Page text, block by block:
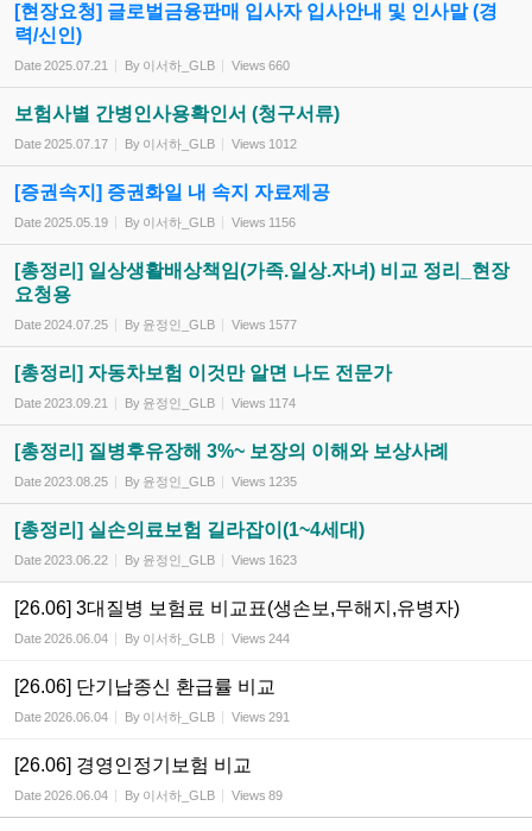
[현장요청] 글로벌금융판매 입사자 입사안내 및 인사말 (경
력/신인)
Date2025.07.21 By 이서하_GLB Views 660
보험사별 간병인사용확인서 (청구서류)
Date2025.07.17 By 이서하_GLB Views 1012
[증권속지] 증권화일 내 속지 자료제공
Date2025.05.19 By 이서하_GLB Views 1156
[총정리] 일상생활배상책임(가족.일상.자녀) 비교 정리_현장
요청용
Date2024.07.25 By 윤정인_GLB Views 1577
[총정리] 자동차보험 이것만 알면 나도 전문가
Date2023.09.21 By 윤정인_GLB Views 1174
[총정리] 질병후유장해 3%~ 보장의 이해와 보상사례
Date2023.08.25 By 윤정인_GLB Views 1235
[총정리] 실손의료보험 길라잡이(1~4세대)
Date2023.06.22 By 윤정인_GLB Views 1623
[26.06] 3대질병 보험료 비교표(생손보,무해지,유병자)
Date2026.06.04 By 이서하_GLB Views 244
[26.06] 단기납종신 환급률 비교
Date2026.06.04 By 이서하_GLB Views 291
[26.06] 경영인정기보험 비교
Date2026.06.04 By 이서하_GLB Views 89